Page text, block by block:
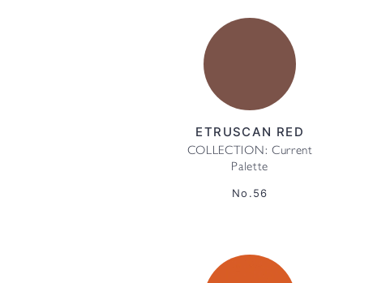
ETRUSCAN RED
COLLECTION: Current
Palette
No.56